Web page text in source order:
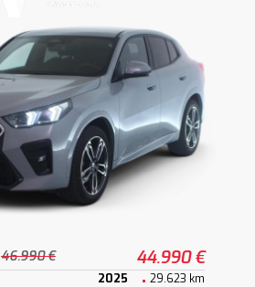
46.990 € 44.990 €
2025 29.623 km